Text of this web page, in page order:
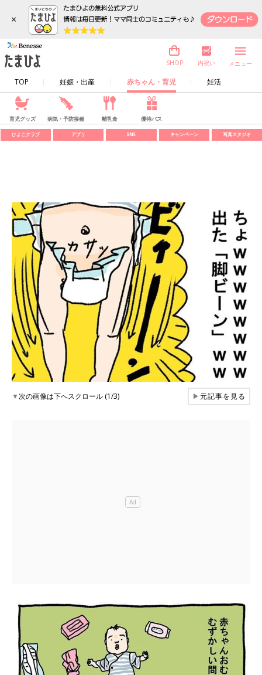
×
TOP 妊娠・出産 赤ちゃん・育児 妊活
SHOP 内祝い メニュー
育児グッズ 病気・予防接種 離乳食 優待パス
ひよこクラブ アプリ SNS キャンペーン 写真スタジオ
▼次の画像は下へスクロール (1/3) ▶元記事を見る